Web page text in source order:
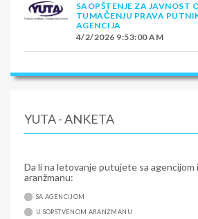
SAOPŠTENJE ZA JAVNOST
TUMAČENJU PRAVA
AGENCIJA
4/2/2026 9:53:00 AM
YUTA - ANKETA
Da li na letovanje putujete sa agencijom
aranžmanu:
SA AGENCIJOM
U SOPSTVENOM ARANŽMANU